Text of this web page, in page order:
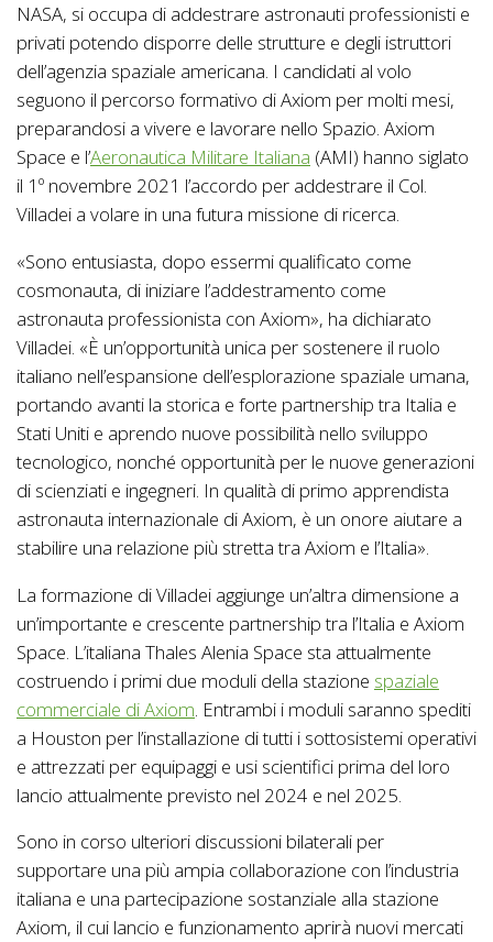
NASA, si occupa di addestrare astronauti professionisti e
privati potendo disporre delle strutture e degli istruttori
dell’agenzia spaziale americana. I candidati al volo
seguono il percorso formativo di Axiom per molti mesi,
preparandosi a vivere e lavorare nello Spazio. Axiom
Space e l’Aeronautica Militare Italiana (AMI) hanno siglato
il 1º novembre 2021 l’accordo per addestrare il Col.
Villadei a volare in una futura missione di ricerca.
«Sono entusiasta, dopo essermi qualificato come
cosmonauta, di iniziare l’addestramento come
astronauta professionista con Axiom», ha dichiarato
Villadei. «È un’opportunità unica per sostenere il ruolo
italiano nell’espansione dell’esplorazione spaziale umana,
portando avanti la storica e forte partnership tra Italia e
Stati Uniti e aprendo nuove possibilità nello sviluppo
tecnologico, nonché opportunità per le nuove generazioni
di scienziati e ingegneri. In qualità di primo apprendista
astronauta internazionale di Axiom, è un onore aiutare a
stabilire una relazione più stretta tra Axiom e l’Italia».
La formazione di Villadei aggiunge un’altra dimensione a
un’importante e crescente partnership tra l’Italia e Axiom
Space. L’italiana Thales Alenia Space sta attualmente
costruendo i primi due moduli della stazione spaziale
commerciale di Axiom. Entrambi i moduli saranno spediti
a Houston per l’installazione di tutti i sottosistemi operativi
e attrezzati per equipaggi e usi scientifici prima del loro
lancio attualmente previsto nel 2024 e nel 2025.
Sono in corso ulteriori discussioni bilaterali per
supportare una più ampia collaborazione con l’industria
italiana e una partecipazione sostanziale alla stazione
Axiom, il cui lancio e funzionamento aprirà nuovi mercati